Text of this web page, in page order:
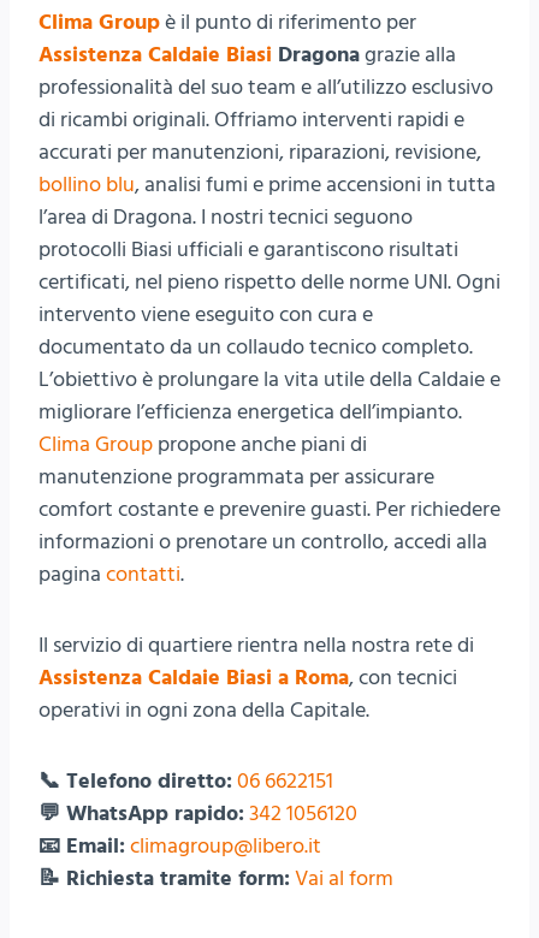
Clima Groupè il punto di riferimento per
Assistenza Caldaie Biasi Dragonagrazie alla
professionalità del suo team e all’utilizzo esclusivo
di ricambi originali. Offriamo interventi rapidi e
accurati per manutenzioni, riparazioni, revisione,
bollino blu, analisi fumi e prime accensioni in tutta
l’area di Dragona. I nostri tecnici seguono
protocolli Biasi ufficiali e garantiscono risultati
certificati, nel pieno rispetto delle norme UNI. Ogni
intervento viene eseguito con cura e
documentato da un collaudo tecnico completo.
L’obiettivo è prolungare la vita utile della Caldaie e
migliorare l’efficienza energetica dell’impianto.
Clima Group propone anche piani di
manutenzione programmata per assicurare
comfort costante e prevenire guasti. Per richiedere
informazioni o prenotare un controllo, accedi alla
pagina contatti.
Il servizio di quartiere rientra nella nostra rete di
Assistenza Caldaie Biasi a Roma, con tecnici
operativi in ogni zona della Capitale.
📞 Telefono diretto: 06 6622151
💬 WhatsApp rapido: 342 1056120
📧 Email: climagroup@libero.it
📝 Richiesta tramite form: Vai al form